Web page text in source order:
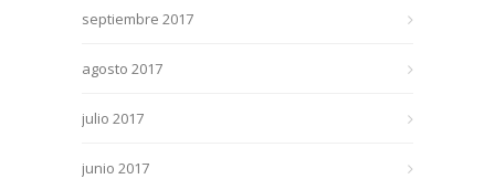
septiembre 2017
agosto 2017
julio 2017
junio 2017